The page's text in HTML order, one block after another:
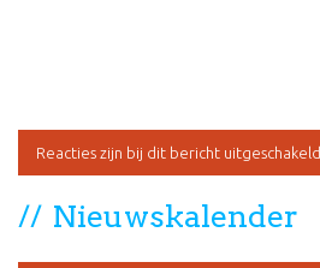
Reacties zijn bij dit bericht uitgeschakeld.
Nieuwskalender